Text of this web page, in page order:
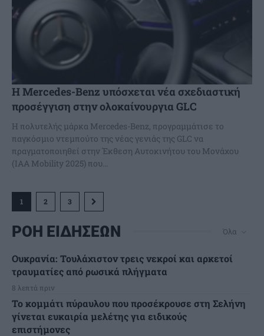
Η Mercedes-Benz υπόσχεται νέα σχεδιαστική
προσέγγιση στην ολοκαίνουργια GLC
Η πολυτελής μάρκα Mercedes-Benz, προγραμμάτισε το
παγκόσμιο ντεμπούτο της νέας γενιάς της GLC να
πραγματοποιηθεί στην Έκθεση Αυτοκινήτου του Μονάχου
(IAA Mobility 2025) που...
1 2 3
ΡΟΗ ΕΙΔΗΣΕΩΝ Όλα
Ουκρανία: Τουλάχιστον τρεις νεκροί και αρκετοί
τραυματίες από ρωσικά πλήγματα
8 λεπτά πριν
Το κομμάτι πύραυλου που προσέκρουσε στη Σελήνη
γίνεται ευκαιρία μελέτης για ειδικούς
επιστήμονες